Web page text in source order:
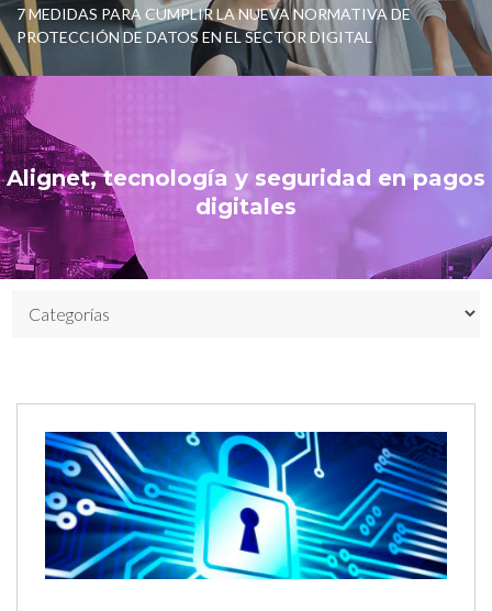
7 MEDIDAS PARA CUMPLIR LA NUEVA NORMATIVA DE
PROTECCIÓN DE DATOS EN EL SECTOR DIGITAL
Alignet, tecnología y seguridad en pagos
digitales